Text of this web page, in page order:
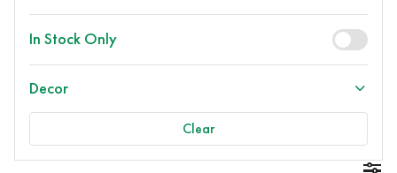
In Stock Only
Decor
Clear